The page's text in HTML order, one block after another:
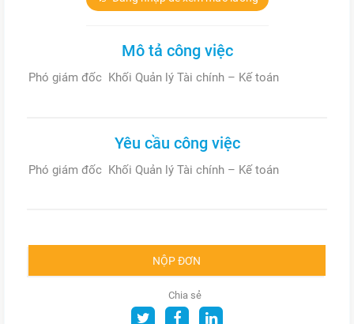
Mô tả công việc
Phó giám đốc Khối Quản lý Tài chính – Kế toán
Yêu cầu công việc
Phó giám đốc Khối Quản lý Tài chính – Kế toán
NỘP ĐƠN
Chia sẻ